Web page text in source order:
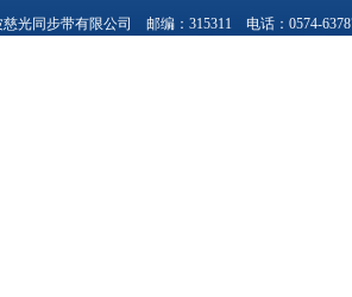
光同步带有限公司 邮编：315311 电话：0574-